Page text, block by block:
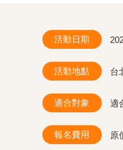
活動日期
活動地點 台
適合對象 適
報名費用 原